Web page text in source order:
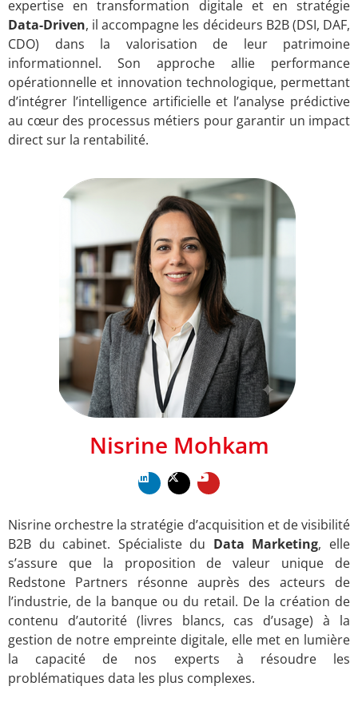
expertise en transformation digitale et en stratégie
Data-Driven, il accompagne les décideurs B2B (DSI, DAF,
CDO) dans la valorisation de leur patrimoine
informationnel. Son approche allie performance
opérationnelle et innovation technologique, permettant
d’intégrer l’intelligence artificielle et l’analyse prédictive
au cœur des processus métiers pour garantir un impact
direct sur la rentabilité.
Nisrine Mohkam
Nisrine orchestre la stratégie d’acquisition et de visibilité
B2B du cabinet. Spécialiste du Data Marketing, elle
s’assure que la proposition de valeur unique de
Redstone Partners résonne auprès des acteurs de
l’industrie, de la banque ou du retail. De la création de
contenu d’autorité (livres blancs, cas d’usage) à la
gestion de notre empreinte digitale, elle met en lumière
la capacité de nos experts à résoudre les
problématiques data les plus complexes.